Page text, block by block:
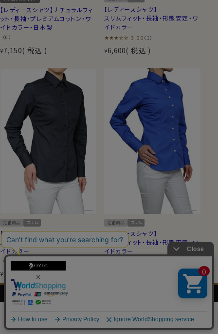
メンズ
シャツ
シャツの
基礎知識
【レディースシャツ】ナチュラルフィ
ット・長袖・プレミアムコットン・ワ
イドカラー・日本製
（0）
¥7,150 税込
【レディースシャツ】
スリムフィット・長袖・形態安定・ワ
イドカラー
3.00 （1）
¥6,600 税込
定番商品 スリム
【レディースシャツ】
スリムフィット・長袖・形態安定・ワ
イドカラー
（0）
¥ 6,600 税込
定番商品 スリム
【レディースシャツ】
スリムフィット・長袖・形態安定・ワ
イドカラー